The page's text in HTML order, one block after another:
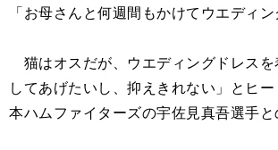
「お母さんと何週間もかけてウエディ
猫はオスだが、ウエディングドレス
してあげたいし、抑えきれない」とヒ
本ハムファイターズの宇佐見真吾選手